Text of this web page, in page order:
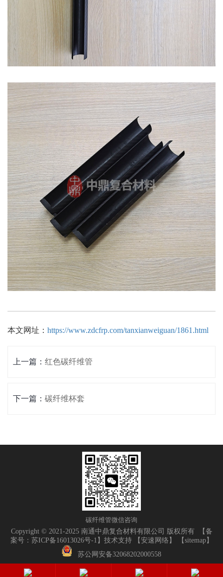
本文网址： https://www.zdcfrp.com/tanxianweiguan/1861.html
上一篇： 红色碳纤维管
下一篇： 碳纤维杯套
碳纤维管微信咨询
Copyright © 2021-2025 南通中鼎复合材料有限公司 版权所有 【 备
案号：苏ICP备16013026号-1 】技术支持 【 安速网络 】 【 sitemap】
苏公网安备32068202000558